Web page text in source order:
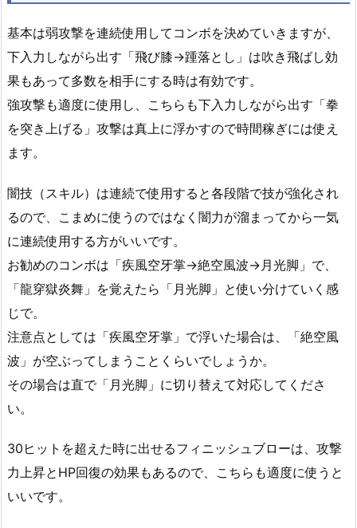
基本は弱攻撃を連続使用してコンボを決めていきますが、
下入力しながら出す「飛び膝→踵落とし」は吹き飛ばし効
果もあって多数を相手にする時は有効です。
強攻撃も適度に使用し、こちらも下入力しながら出す「拳
を突き上げる」攻撃は真上に浮かすので時間稼ぎには使え
ます。
闇技（スキル）は連続で使用すると各段階で技が強化され
るので、こまめに使うのではなく闇力が溜まってから一気
に連続使用する方がいいです。
お勧めのコンボは「疾風空牙掌→絶空風波→月光脚」で、
「龍穿獄炎舞」を覚えたら「月光脚」と使い分けていく感
じで。
注意点としては「疾風空牙掌」で浮いた場合は、「絶空風
波」が空ぶってしまうことくらいでしょうか。
その場合は直で「月光脚」に切り替えて対応してくださ
い。
30ヒットを超えた時に出せるフィニッシュブローは、攻撃
力上昇とHP回復の効果もあるので、こちらも適度に使うと
いいです。